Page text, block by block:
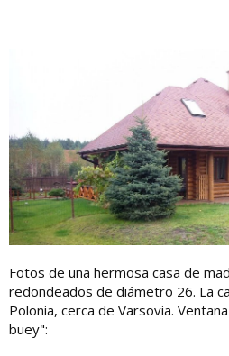
Fotos de una hermosa casa de
redondeados de diámetro 26. La
Polonia, cerca de Varsovia.
buey":